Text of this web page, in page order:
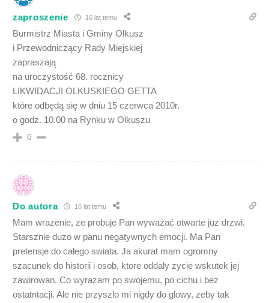
zaproszenie 16 lat temu
Burmistrz Miasta i Gminy Olkusz
i Przewodniczący Rady Miejskiej
zapraszają
na uroczystość 68. rocznicy
LIKWIDACJI OLKUSKIEGO GETTA
które odbędą się w dniu 15 czerwca 2010r.
o godz. 10.00 na Rynku w Olkuszu
0
Do autora 16 lat temu
Mam wrazenie, ze probuje Pan wyważać otwarte juz drzwi.
Starsznie duzo w panu negatywnych emocji. Ma Pan
pretensje do całego swiata. Ja akurat mam ogromny
szacunek do historii i osob, ktore oddaly zycie wskutek jej
zawirowan. Co wyrazam po swojemu, po cichu i bez
ostatntacji. Ale nie przyszlo mi nigdy do glowy, zeby tak